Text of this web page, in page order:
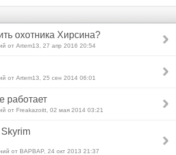
охотника Хирсина?
от Artem13, 27 апр 2016 20:54
от Artem13, 25 сен 2014 06:01
работает
от Freakazoitt, 02 мая 2014 03:21
Skyrim
от BAPBAP, 24 окт 2013 21:37